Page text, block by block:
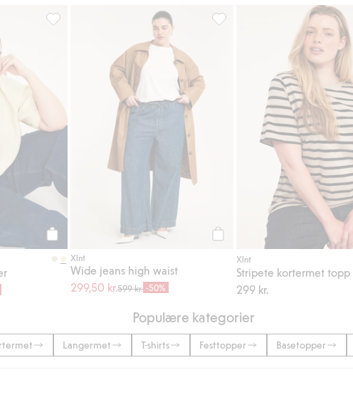
Legg til i favoriter
Legg til
Bluse med puffermer, Legg til i favoriter
Xlnt
Wide jeans high waist
299,50 kr.599 kr. -50%
Wide jeans high waist, Legg
Xlnt
Stripete kortermet topp
299 kr.
Populære kategorier
Langermet T-shirts Festtopper Basetopper